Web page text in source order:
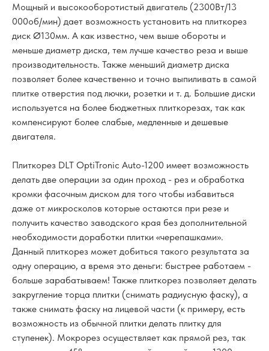
Мощный и высокооборотистый двигатель (2300Вт/13
000об/мин) дает возможность установить на плиткорез
диск Ø130мм. А как известно, чем выше обороты и
меньше диаметр диска, тем лучше качество реза и выше
производительность. Также меньший диаметр диска
позволяет более качественно и точно выпиливать в самой
плитке отверстия под лючки, розетки и т. д. Большие диски
используется на более бюджетных плиткорезах, так как
компенсируют более слабые, медленные и дешевые
двигателя.
Плиткорез DLT OptiTronic Auto-1200 имеет возможность
делать две операции за один проход - рез и обработка
кромки фасочным диском для того чтобы избавиться
даже от микросколов которые остаются при резе и
получить качество заводского края без дополнительной
необходимости доработки плитки «черепашками».
Данный плиткорез может добиться такого результата за
одну операцию, а время это деньги: быстрее работаем -
больше зарабатываем! Также плиткорез позволяет делать
закругление торца плитки (снимать радиусную фаску), а
также снимать фаску на лицевой части (к примеру, есть
возможность из обычной плитки делать плитку для
ступенек). Мокрорез осуществляет как прямой рез, так